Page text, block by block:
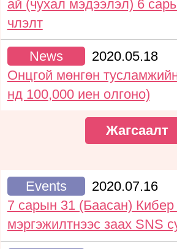
ай (чухал мэдээлэл) 6
члэлт
News
2020.05.18
Онцгой мөнгөн
нд 100,000 иен олгоно)
Жагсаалт
Events
2020.07.16
7 сарын 31 (Баасан) Кибер
мэргэжилтнээс заах SNS